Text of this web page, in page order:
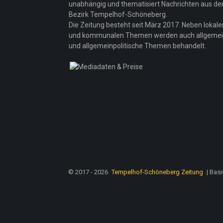
unabhängig und thematisiert Nachrichten aus
Bezirk Tempelhof-Schöneberg.
Die Zeitung besteht seit März 2017. Neben
und kommunalen Themen werden auch
und allgemeinpolitische Themen behandelt.
© 2017 - 2026 Tempelhof-Schöneberg Zeitung |